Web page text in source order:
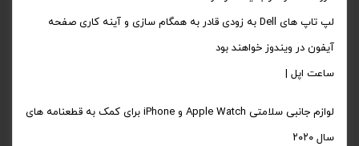
لپ تاپ های Dell به زودی قادر به همگام سازی و آینه کاری صفحه
آیفون در ویندوز خواهند بود
ساعت اپل |
لوازم جانبی سلامتی Apple Watch و iPhone برای کمک به قطعنامه های
سال ۲۰۲۰